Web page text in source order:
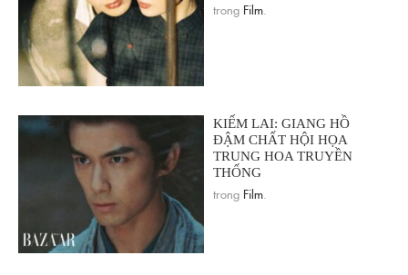
trong Film
KIẾM LAI: GIANG HỒ
ĐẬM CHẤT HỘI HỌA
TRUNG HOA TRUYỀN
THỐNG
trong Film